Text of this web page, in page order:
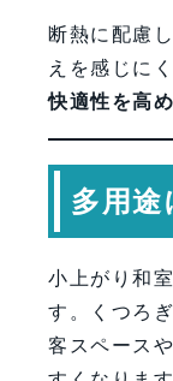
断熱に配慮
えを感じに
快適性を高
多用途
小上がり和
す。くつろ
客スペース